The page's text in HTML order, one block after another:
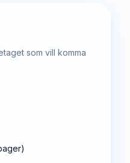
som vill komma